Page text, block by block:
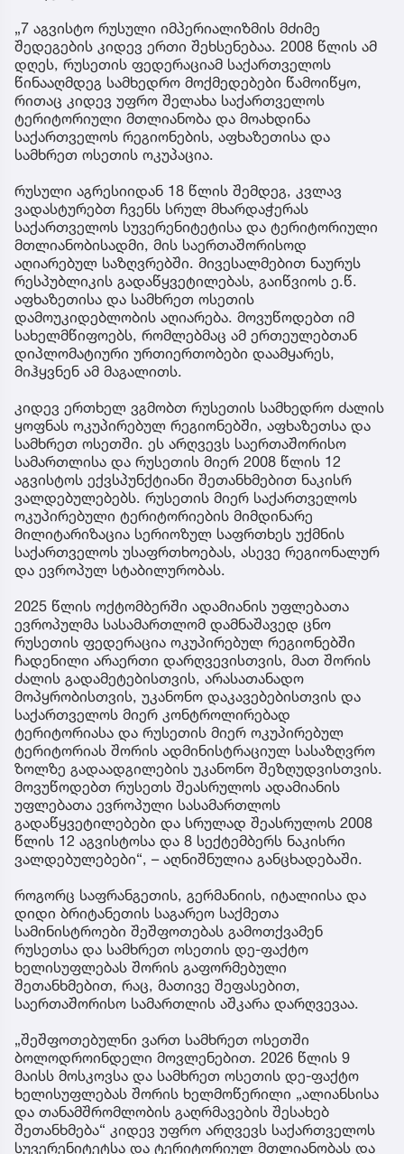
„7 აგვისტო რუსული იმპერიალიზმის მძიმე
შედეგების კიდევ ერთი შეხსენებაა. 2008 წლის ამ
დღეს, რუსეთის ფედერაციამ საქართველოს
წინააღმდეგ სამხედრო მოქმედებები წამოიწყო,
რითაც კიდევ უფრო შელახა საქართველოს
ტერიტორიული მთლიანობა და მოახდინა
საქართველოს რეგიონების, აფხაზეთისა და
სამხრეთ ოსეთის ოკუპაცია.
რუსული აგრესიიდან 18 წლის შემდეგ, კვლავ
ვადასტურებთ ჩვენს სრულ მხარდაჭერას
საქართველოს სუვერენიტეტისა და ტერიტორიული
მთლიანობისადმი, მის საერთაშორისოდ
აღიარებულ საზღვრებში. მივესალმებით ნაურუს
რესპუბლიკის გადაწყვეტილებას, გაიწვიოს ე.წ.
აფხაზეთისა და სამხრეთ ოსეთის
დამოუკიდებლობის აღიარება. მოვუწოდებთ იმ
სახელმწიფოებს, რომლებმაც ამ ერთეულებთან
დიპლომატიური ურთიერთობები დაამყარეს,
მიჰყვნენ ამ მაგალითს.
კიდევ ერთხელ ვგმობთ რუსეთის სამხედრო ძალის
ყოფნას ოკუპირებულ რეგიონებში, აფხაზეთსა და
სამხრეთ ოსეთში. ეს არღვევს საერთაშორისო
სამართლისა და რუსეთის მიერ 2008 წლის 12
აგვისტოს ექვსპუნქტიანი შეთანხმებით ნაკისრ
ვალდებულებებს. რუსეთის მიერ საქართველოს
ოკუპირებული ტერიტორიების მიმდინარე
მილიტარიზაცია სერიოზულ საფრთხეს უქმნის
საქართველოს უსაფრთხოებას, ასევე რეგიონალურ
და ევროპულ სტაბილურობას.
2025 წლის ოქტომბერში ადამიანის უფლებათა
ევროპულმა სასამართლომ დამნაშავედ ცნო
რუსეთის ფედერაცია ოკუპირებულ რეგიონებში
ჩადენილი არაერთი დარღვევისთვის, მათ შორის
ძალის გადამეტებისთვის, არასათანადო
მოპყრობისთვის, უკანონო დაკავებებისთვის და
საქართველოს მიერ კონტროლირებად
ტერიტორიასა და რუსეთის მიერ ოკუპირებულ
ტერიტორიას შორის ადმინისტრაციულ სასაზღვრო
ზოლზე გადაადგილების უკანონო შეზღუდვისთვის.
მოვუწოდებთ რუსეთს შეასრულოს ადამიანის
უფლებათა ევროპული სასამართლოს
გადაწყვეტილებები და სრულად შეასრულოს 2008
წლის 12 აგვისტოსა და 8 სექტემბერს ნაკისრი
ვალდებულებები“, – აღნიშნულია განცხადებაში.
როგორც საფრანგეთის, გერმანიის, იტალიისა და
დიდი ბრიტანეთის საგარეო საქმეთა
სამინისტროები შეშფოთებას გამოთქვამენ
რუსეთსა და სამხრეთ ოსეთის დე-ფაქტო
ხელისუფლებას შორის გაფორმებული
შეთანხმებით, რაც, მათივე შეფასებით,
საერთაშორისო სამართლის აშკარა დარღვევაა.
„შეშფოთებულნი ვართ სამხრეთ ოსეთში
ბოლოდროინდელი მოვლენებით. 2026 წლის 9
მაისს მოსკოვსა და სამხრეთ ოსეთის დე-ფაქტო
ხელისუფლებას შორის ხელმოწერილი „ალიანსისა
და თანამშრომლობის გაღრმავების შესახებ
შეთანხმება“ კიდევ უფრო არღვევს საქართველოს
სუვერენიტეტსა და ტერიტორიულ მთლიანობას და